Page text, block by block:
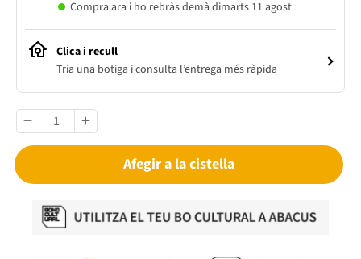
Compra ara i ho rebràs demà dimarts 11 agost
Clica i recull
Tria una botiga i consulta l’entrega més ràpida
Afegir a la cistella